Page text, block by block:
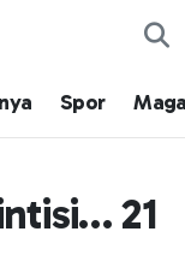
Spor
21